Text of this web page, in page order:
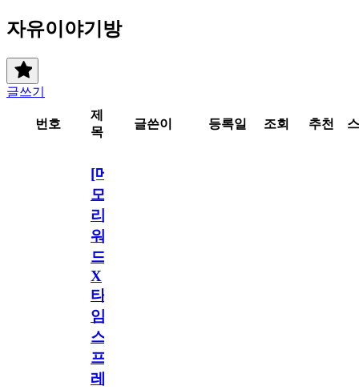
자유이야기방
글쓰기
번호
제
목
글쓴이 등록일 조회 추천
[메
모
리
워
드
X
타
임
스
프
레